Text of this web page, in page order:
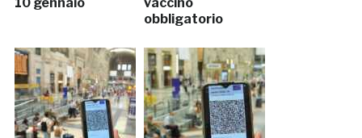
obbligatorio